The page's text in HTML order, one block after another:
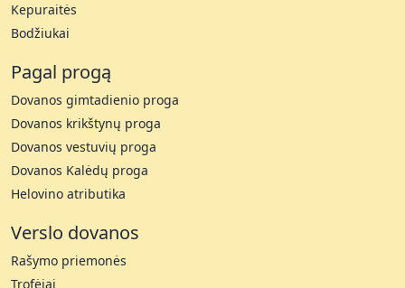
Kepuraitės
Bodžiukai
Pagal progą
Dovanos gimtadienio proga
Dovanos krikštynų proga
Dovanos vestuvių proga
Dovanos Kalėdų proga
Helovino atributika
Verslo dovanos
Rašymo priemonės
Trofėjai